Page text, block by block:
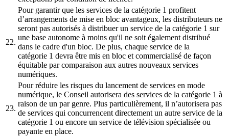
22.
Pour garantir que les services de la catégorie 1 profitent
d’arrangements de mise en bloc avantageux, les distributeurs ne
seront pas autorisés à distribuer un service de la catégorie 1 sur
une base autonome à moins qu'il ne soit également distribué
dans le cadre d'un bloc. De plus, chaque service de la
catégorie 1 devra être mis en bloc et commercialisé de façon
équitable par comparaison aux autres nouveaux services
numériques.
23.
Pour réduire les risques du lancement de services en mode
numérique, le Conseil autorisera des services de la catégorie 1 à
raison de un par genre. Plus particulièrement, il n’autorisera pas
de services qui concurrencent directement un autre service de la
catégorie 1 ou encore un service de télévision spécialisée ou
payante en place.